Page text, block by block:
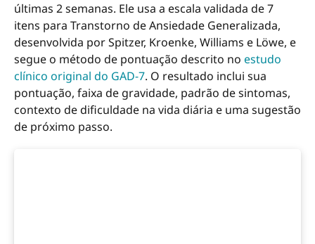
últimas 2 semanas. Ele usa a escala validada de 7
itens para Transtorno de Ansiedade Generalizada,
desenvolvida por Spitzer, Kroenke, Williams e Löwe, e
segue o método de pontuação descrito no estudo
clínico original do GAD-7. O resultado inclui sua
pontuação, faixa de gravidade, padrão de sintomas,
contexto de dificuldade na vida diária e uma sugestão
de próximo passo.